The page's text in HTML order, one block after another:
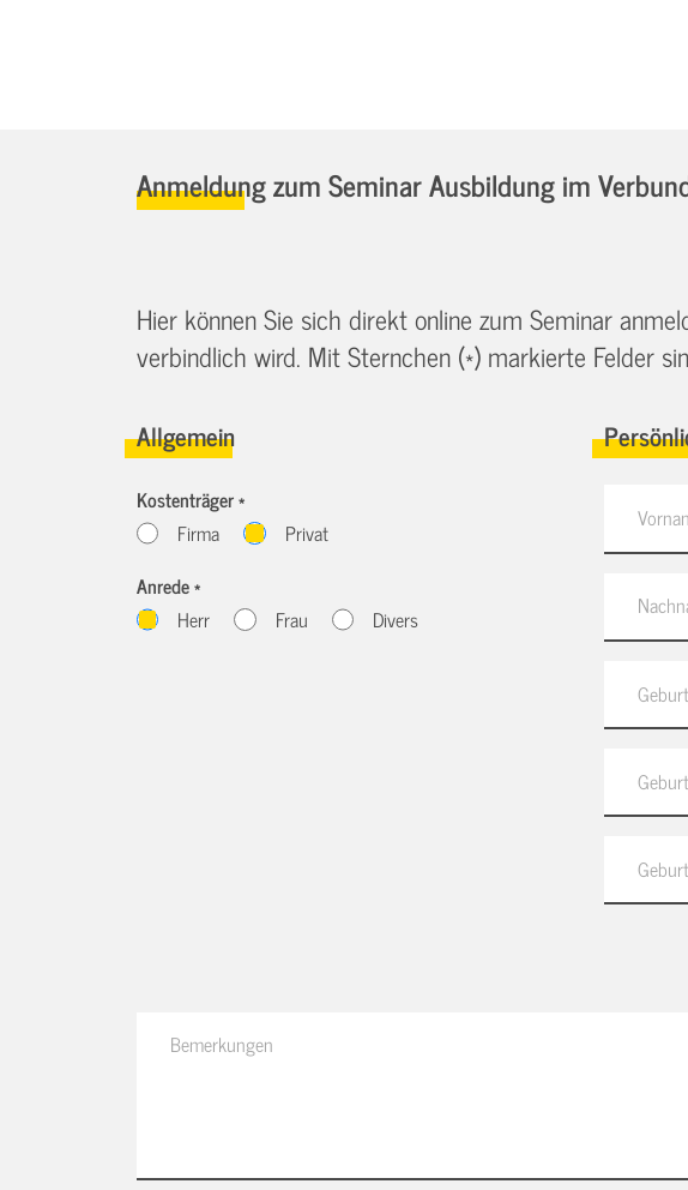
Anmeldung zum Seminar Ausbildung im
Hier können Sie sich direkt online zum Seminar
verbindlich wird. Mit Sternchen (*) markierte Felder
Allgemein
Kostenträger *
Firma
Privat
Anrede *
Herr
Frau Divers